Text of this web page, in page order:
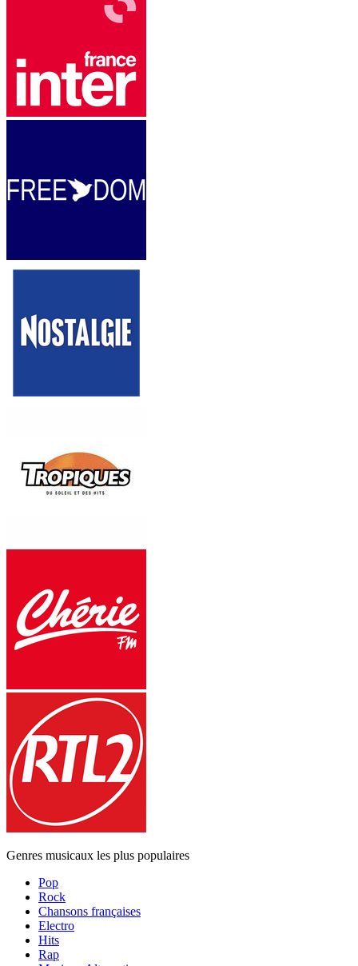
Genres musicaux les plus populaires
Pop
Rock
Chansons françaises
Electro
Hits
Rap